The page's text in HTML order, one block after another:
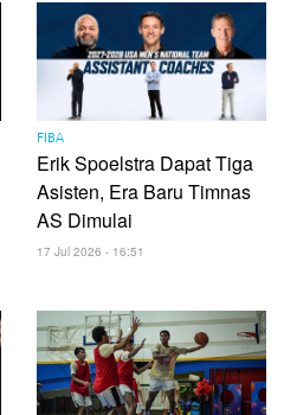
FIBA
Erik Spoelstra Dapat Tiga
Asisten, Era Baru Timnas
AS Dimulai
17 Jul 2026 - 16:51